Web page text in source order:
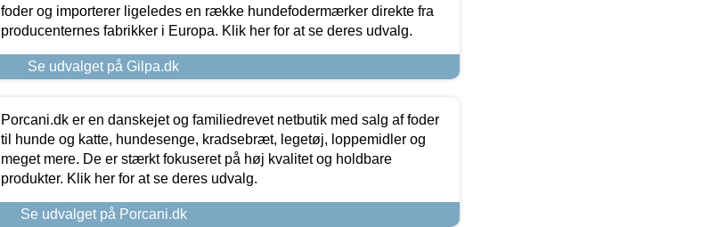
foder og importerer ligeledes en række hundefodermærker direkte fra
producenternes fabrikker i Europa. Klik her for at se deres udvalg.
Se udvalget på Gilpa.dk
Porcani.dk er en danskejet og familiedrevet netbutik med salg af foder
til hunde og katte, hundesenge, kradsebræt, legetøj, loppemidler og
meget mere. De er stærkt fokuseret på høj kvalitet og holdbare
produkter. Klik her for at se deres udvalg.
Se udvalget på Porcani.dk